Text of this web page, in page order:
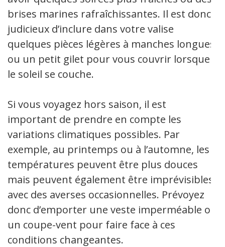
brises marines rafraîchissantes. Il est donc
judicieux d’inclure dans votre valise
quelques pièces légères à manches longues
ou un petit gilet pour vous couvrir lorsque
le soleil se couche.
Si vous voyagez hors saison, il est
important de prendre en compte les
variations climatiques possibles. Par
exemple, au printemps ou à l’automne, les
températures peuvent être plus douces
mais peuvent également être imprévisibles
avec des averses occasionnelles. Prévoyez
donc d’emporter une veste imperméable ou
un coupe-vent pour faire face à ces
conditions changeantes.